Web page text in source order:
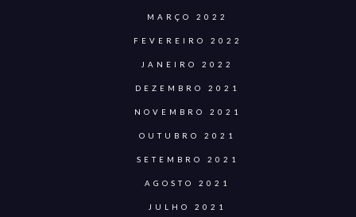
MARÇO 2022
FEVEREIRO 2022
JANEIRO 2022
DEZEMBRO 2021
NOVEMBRO 2021
OUTUBRO 2021
SETEMBRO 2021
AGOSTO 2021
JULHO 2021